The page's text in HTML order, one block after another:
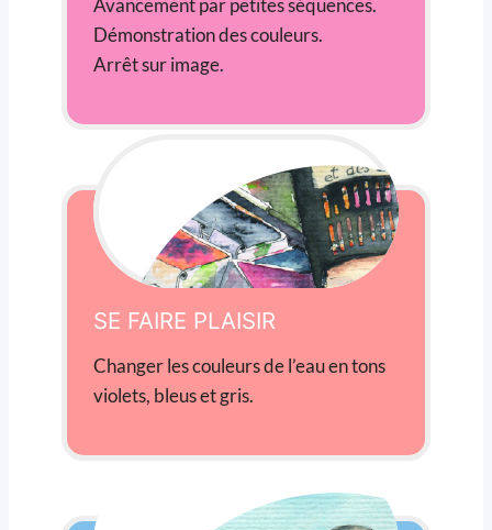
Avancement par petites séquences.
Démonstration des couleurs.
Arrêt sur image.
SE FAIRE PLAISIR
Changer les couleurs de l’eau en tons
violets, bleus et gris.